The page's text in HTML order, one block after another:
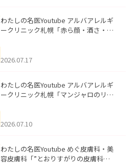
わたしの名医Youtube アルバアレルギ
ークリニック札幌「赤ら顔・酒さ・ニ
した。
2026.07.17
わたしの名医Youtube アルバアレルギ
ークリニック札幌「マンジャロのリア
た。
2026.07.10
わたしの名医Youtube めぐ皮膚科・美
容皮膚科「”とおりすがりの皮膚科